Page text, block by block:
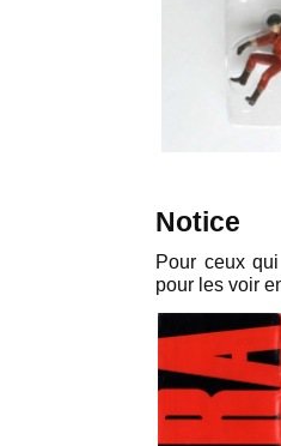
Notice
Pour ceux
pour les voir